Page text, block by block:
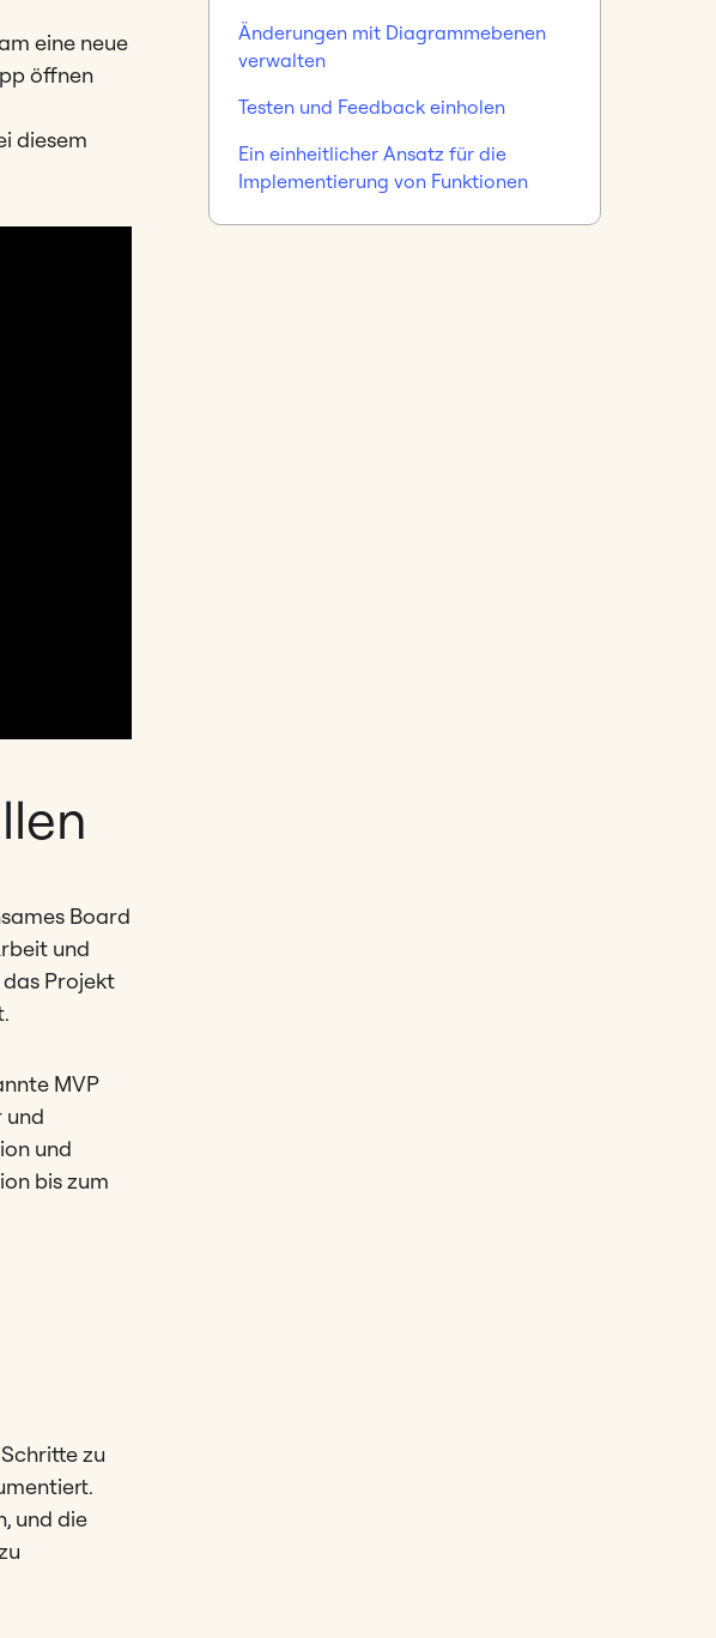
eine neue
öffnen
diesem
Board
und
Projekt
MVP
und
und
bis zum
zu
und die
Änderungen mit Diagrammebenen
verwalten
Testen und Feedback einholen
Ein einheitlicher Ansatz für die
Implementierung von Funktionen